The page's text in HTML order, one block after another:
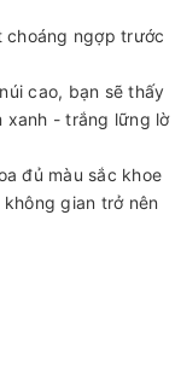
choáng ngợp trước
cao, bạn sẽ thấy
xanh - trắng lững lờ
đủ màu sắc khoe
gian trở nên